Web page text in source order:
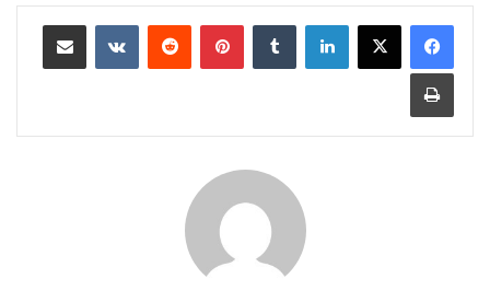
لينكدإن بينتيريست مشاركة عبر البريد
طباعة